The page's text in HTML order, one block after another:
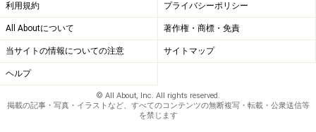
利用規約 プライバシーポリシー
All Aboutについて 著作権・商標・免責
当サイトの情報についての注意 サイトマップ
ヘルプ
© All About, Inc. All rights reserved.
掲載の記事・写真・イラストなど、すべてのコンテンツの無断複写・転載・公衆送信等
を禁じます